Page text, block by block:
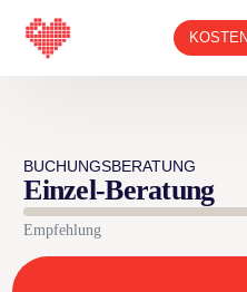
BUCHUNGSBERATUNG
Einzel-Beratung
Empfehlung